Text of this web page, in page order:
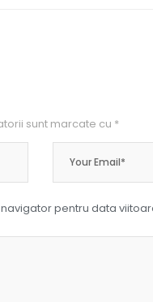
sunt marcate cu *
pentru data